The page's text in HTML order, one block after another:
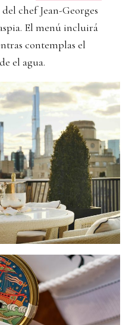
del chef Jean-Georges
El menú incluirá
contemplas el
el agua.